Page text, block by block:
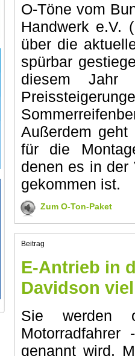
O-Töne vom
Handwerk e.V.
über die
spürbar
diesem
Außerdem
für die
denen es in der
gekommen ist.
Zum O-Ton-Paket
Beitrag
E-Antrieb in
Davidson
Sie werden
genannt wird.